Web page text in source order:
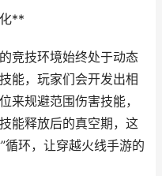
**
竞技环境始终处于动态
能，玩家们会开发出相
来规避范围伤害技能，
能释放后的真空期，这
循环，让穿越火线手游的